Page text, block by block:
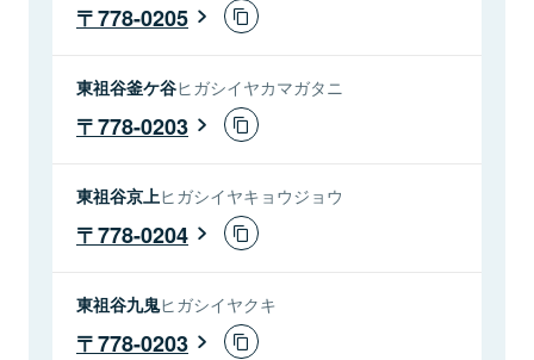
778-0205
東祖谷釜ケ谷ヒガシイヤカマガタニ
778-0203
東祖谷京上ヒガシイヤキョウジョウ
778-0204
東祖谷九鬼ヒガシイヤクキ
778-0203